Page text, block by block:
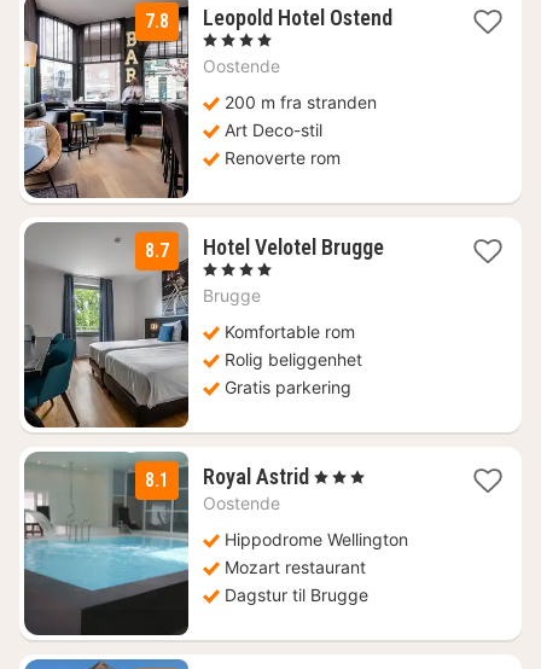
7.8 Leopold Hotel Ostend1
, 4 Stjerner
Oostende
200 m fra stranden
Art Deco-stil
Renoverte rom
8.7 Hotel Velotel Brugge1
, 4 Stjerner
Brugge
Komfortable rom
Rolig beliggenhet
Gratis parkering
8.1 Royal Astrid 2
1100
kr.
, 3 Stjerner
Oostende
Hippodrome Wellington
Mozart restaurant
Dagstur til Brugge